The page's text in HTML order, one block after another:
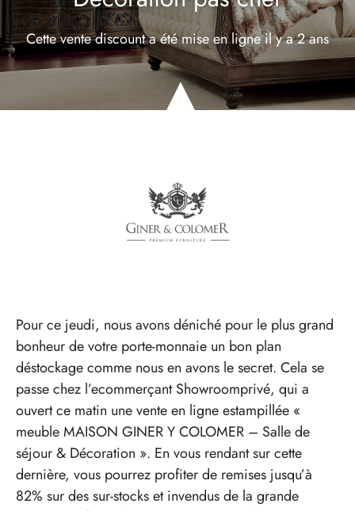
Cette vente discount a été mise en ligneil y a 2 ans
Pour ce jeudi, nous avons déniché pour le plus grand
bonheur de votre porte-monnaie un bon plan
déstockage comme nous en avons le secret. Cela se
passe chez l’ecommerçant Showroomprivé, qui a
ouvert ce matin une vente en ligne estampillée «
meuble MAISON GINER Y COLOMER – Salle de
séjour & Décoration ». En vous rendant sur cette
dernière, vous pourrez profiter de remises jusqu’à
82% sur des sur-stocks et invendus de la grande